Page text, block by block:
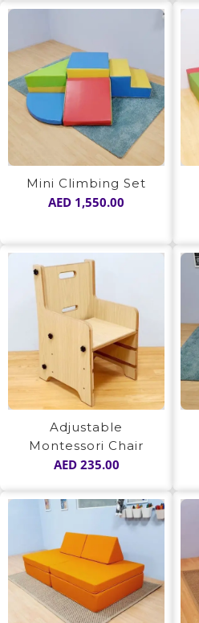
Mini Climbing Set
AED 1,550.00
Adjustable
Montessori Chair
AED235.00